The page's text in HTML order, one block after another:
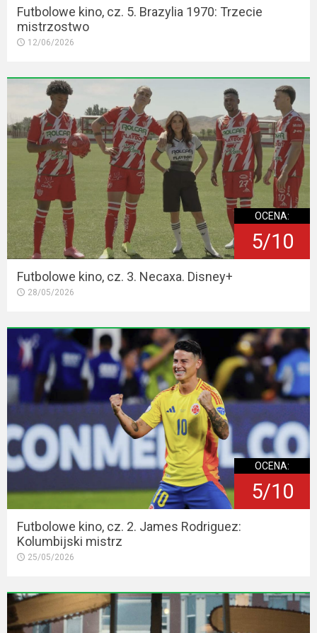
Futbolowe kino, cz. 5. Brazylia 1970: Trzecie
mistrzostwo
12/06/2026
OCENA:
5/10
Futbolowe kino, cz. 3. Necaxa. Disney+
28/05/2026
OCENA:
5/10
Futbolowe kino, cz. 2. James Rodriguez:
Kolumbijski mistrz
25/05/2026